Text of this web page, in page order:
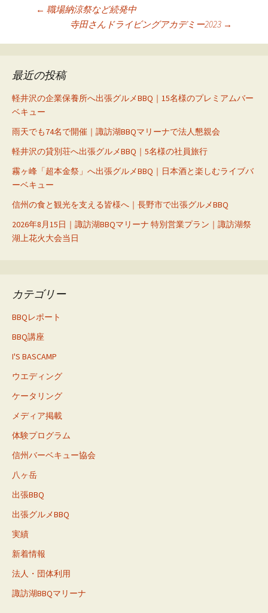
ナ
ゲ
ー
シ
ョ
ン
← 職場納涼祭など続発中
寺田さんドライビングアカデミー2023 →
最近の投稿
軽井沢の企業保養所へ出張グルメBBQ｜15名様のプレミアムバー
ベキュー
雨天でも74名で開催｜諏訪湖BBQマリーナで法人懇親会
軽井沢の貸別荘へ出張グルメBBQ｜5名様の社員旅行
霧ヶ峰「超本金祭」へ出張グルメBBQ｜日本酒と楽しむライブバ
ーベキュー
信州の食と観光を支える皆様へ｜長野市で出張グルメBBQ
2026年8月15日｜諏訪湖BBQマリーナ 特別営業プラン｜諏訪湖祭
湖上花火大会当日
カテゴリー
BBQレポート
BBQ講座
I'S BASCAMP
ウエディング
ケータリング
メディア掲載
体験プログラム
信州バーベキュー協会
八ヶ岳
出張BBQ
出張グルメBBQ
実績
新着情報
法人・団体利用
諏訪湖BBQマリーナ